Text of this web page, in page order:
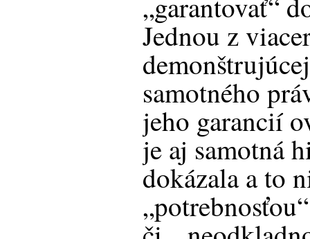
Jednou z
samotného
jeho garancií
je aj samotná
dokázala a to